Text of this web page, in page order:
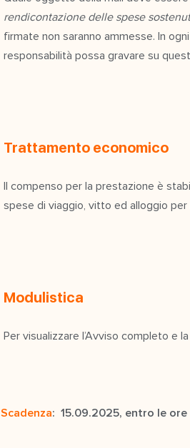
rendicontazione delle spese
firmate non saranno ammesse. In
responsabilità possa gravare su
Trattamento economico
Il compenso per la prestazione è
spese di viaggio, vitto ed alloggio
Modulistica
Per visualizzare l’Avviso completo e
Scadenza: 15.09.2025, entro le ore